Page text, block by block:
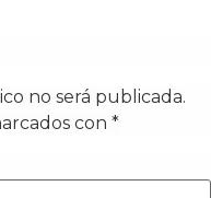
no será publicada.
con *